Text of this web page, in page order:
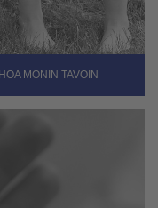
MONIN TAVOIN